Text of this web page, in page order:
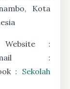
Kota
:
:
: Sekolah